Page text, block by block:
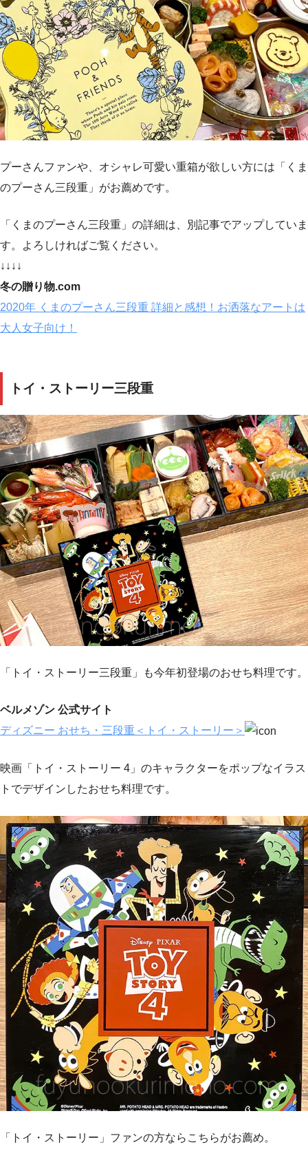
プーさんファンや、オシャレ可愛い重箱が欲しい方には「くま
のプーさん三段重」がお薦めです。
「くまのプーさん三段重」の詳細は、別記事でアップしていま
す。よろしければご覧ください。
↓↓↓↓
冬の贈り物.com
2020年 くまのプーさん三段重 詳細と感想！お洒落なアートは
大人女子向け！
トイ・ストーリー三段重
「トイ・ストーリー三段重」も今年初登場のおせち料理です。
ベルメゾン 公式サイト
ディズニー おせち・三段重＜トイ・ストーリー＞
映画「トイ・ストーリー 4」のキャラクターをポップなイラス
トでデザインしたおせち料理です。
「トイ・ストーリー」ファンの方ならこちらがお薦め。